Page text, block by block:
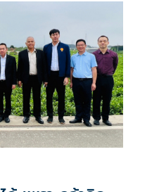
งซ้ำซากได้